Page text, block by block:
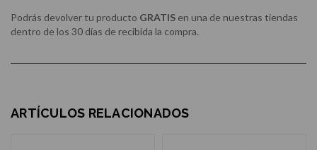
Podrás devolver tu producto GRATIS en una de nuestras tiendas
dentro de los 30 días de recibida la compra.
ARTÍCULOS RELACIONADOS